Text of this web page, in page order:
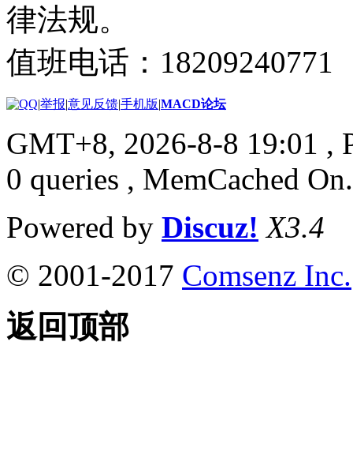
律法规。
值班电话：
|举报|意见反馈|手机版|MACD论坛
GMT+8, 2026-8-8 19:01 ,
0 queries , MemCached On.
Powered by Discuz! X3.4
© 2001-2017 Comsenz Inc.
返回顶部